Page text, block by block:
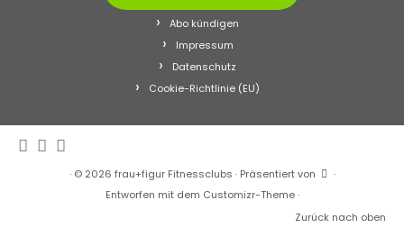
Abo kündigen
Impressum
Datenschutz
Cookie-Richtlinie (EU)
· © 2026 frau+figur Fitnessclubs · Präsentiert von
·
Entworfen mit dem Customizr-Theme·
Zurück nach oben